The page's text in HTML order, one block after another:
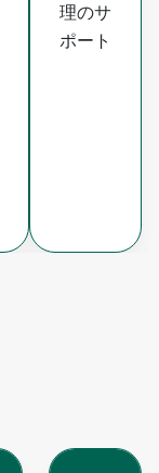
理のサ
ポート